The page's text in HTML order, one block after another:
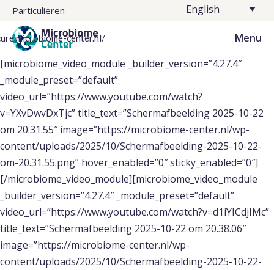
Particulieren English
center.nl/
Menu
[microbiome_video_module _builder_version=”4.27.4″
_module_preset=”default”
video_url=”https://www.youtube.com/watch?
v=YXvDwvDxTjc” title_text=”Scherm­afbeelding 2025-10-22
om 20.31.55″ image=”https://microbiome-center.nl/wp-
content/uploads/2025/10/Scherm­afbeelding-2025-10-22-
om-20.31.55.png” hover_enabled=”0″ sticky_enabled=”0″]
[/microbiome_video_module][microbiome_video_module
_builder_version=”4.27.4″ _module_preset=”default”
video_url=”https://www.youtube.com/watch?v=d1iYICdjIMc”
title_text=”Scherm­afbeelding 2025-10-22 om 20.38.06″
image=”https://microbiome-center.nl/wp-
content/uploads/2025/10/Scherm­afbeelding-2025-10-22-